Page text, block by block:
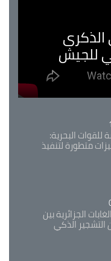
لتنفيذ
بين
الذكي